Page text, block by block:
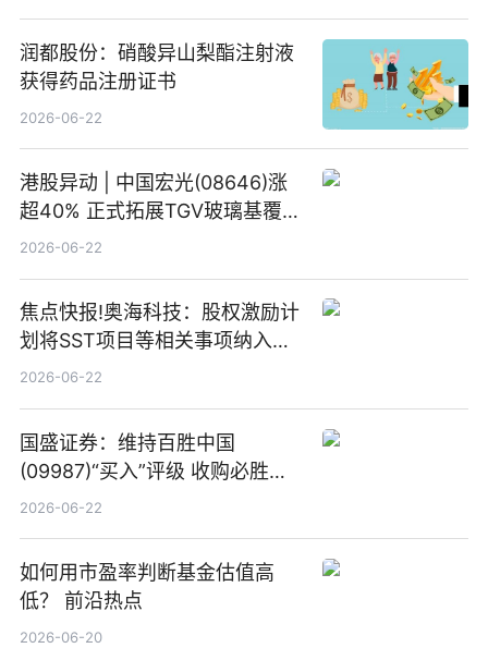
润都股份：硝酸异山梨酯注射液
获得药品注册证书
2026-06-22
港股异动 | 中国宏光(08646)涨
超40% 正式拓展TGV玻璃基覆铜
板新材料业务
2026-06-22
焦点快报!奥海科技：股权激励计
划将SST项目等相关事项纳入专
项业务发展考核指标
2026-06-22
国盛证券：维持百胜中国
(09987)“买入”评级 收购必胜客
中国增厚利润加速成长 信息
2026-06-22
如何用市盈率判断基金估值高
低？ 前沿热点
2026-06-20